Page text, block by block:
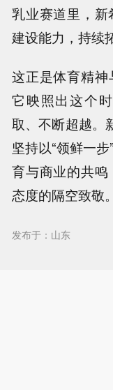
乳业赛道里，
建设能力，持续
这正是体育精
它映照出这个
取、不断超越。
坚持以“领鲜一
育与商业的共
态度的隔空致敬。
发布于：山东